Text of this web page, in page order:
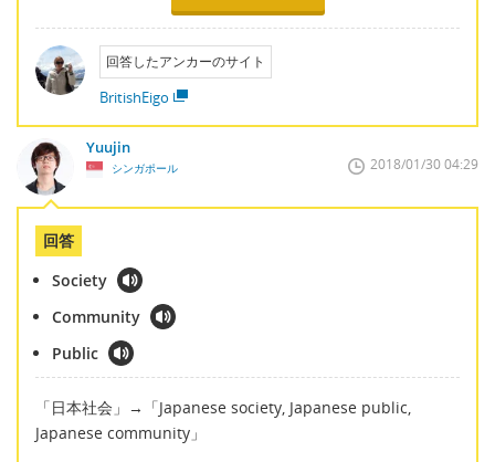
回答したアンカーのサイト
BritishEigo
Yuujin
シンガポール 2018/01/30 04:29
回答
Society
Community
Public
「日本社会」→「Japanese society, Japanese public,
Japanese community」